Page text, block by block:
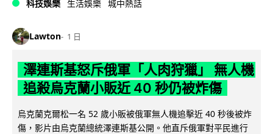
科技娛樂 生活娛樂 城中熱話
Lawton 1 日
澤連斯基怒斥俄軍「人肉狩獵」 無人機
追殺烏克蘭小販近 40 秒仍被炸傷
烏克蘭克爾松一名 52 歲小販被俄軍無人機追擊近 40 秒後被炸
傷，影片由烏克蘭總統澤連斯基公開。他直斥俄軍對平民進行